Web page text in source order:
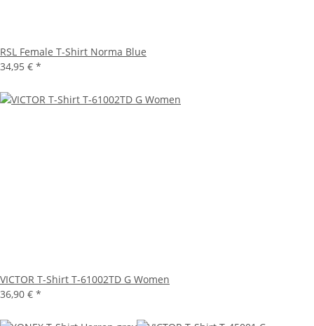
RSL Female T-Shirt Norma Blue
34,95 € *
VICTOR T-Shirt T-61002TD G Women
36,90 € *